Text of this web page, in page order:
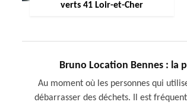
verts 41 Loir-et-Cher
Bruno Location Bennes : la
Au moment où les personnes qui
débarrasser des déchets. Il est